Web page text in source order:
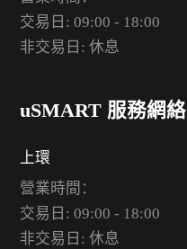
交易日: 09:00 - 18:00
非交易日: 休息
uSMART 服務網絡
上環
營業時間：
交易日: 09:00 - 18:00
非交易日: 休息